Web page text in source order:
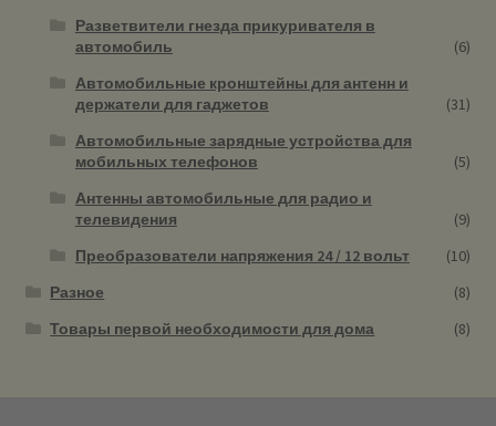
Разветвители гнезда прикуривателя в
автомобиль
(6)
Автомобильные кронштейны для антенн и
держатели для гаджетов
(31)
Автомобильные зарядные устройства для
мобильных телефонов
(5)
Антенны автомобильные для радио и
телевидения
(9)
Преобразователи напряжения 24 / 12 вольт
(10)
Разное
(8)
Товары первой необходимости для дома
(8)